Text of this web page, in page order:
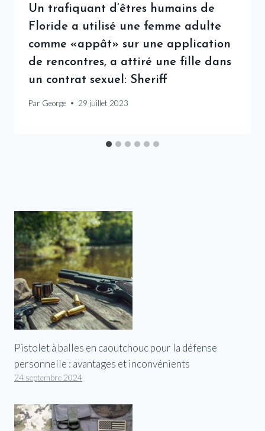
Un trafiquant d’êtres humains de
Floride a utilisé une femme adulte
comme «appât» sur une application
de rencontres, a attiré une fille dans
un contrat sexuel: Sheriff
Par George 29 juillet 2023
Pistolet à balles en caoutchouc pour la défense
personnelle : avantages et inconvénients
24 septembre 2024